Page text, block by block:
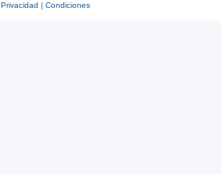
Privacidad | Condiciones